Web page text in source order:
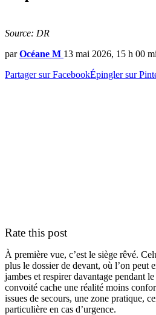
Source: DR
par Océane M 13 mai 2026, 15 h 00
Partager sur FacebookÉpingler sur
Rate this post
À première vue, c’est le siège rêvé.
plus le dossier de devant, où l’on peut
jambes et respirer davantage pendant
convoité cache une réalité moins
issues de secours, une zone pratique,
particulière en cas d’urgence.